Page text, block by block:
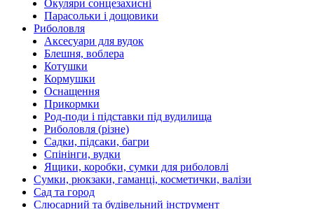
Окуляри сонцезахисні
Парасольки і дощовики
Риболовля
Аксесуари для вудок
Блешня, воблера
Котушки
Кормушки
Оснащення
Прикормки
Род-поди і підставки під вудилища
Риболовля (різне)
Садки, підсаки, багри
Спінінги, вудки
Ящики, коробки, сумки для риболовлі
Сумки, рюкзаки, гаманці, косметички, валізи
Сад та город
Слюсарний та будівельний інструмент